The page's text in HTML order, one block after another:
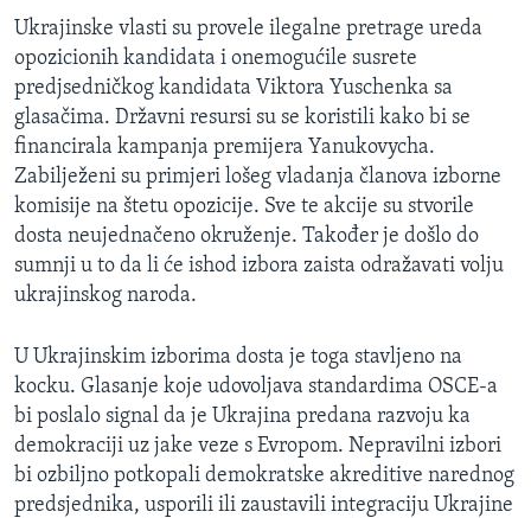
Ukrajinske vlasti su provele ilegalne pretrage ureda
opozicionih kandidata i onemogućile susrete
predjsedničkog kandidata Viktora Yuschenka sa
glasačima. Državni resursi su se koristili kako bi se
financirala kampanja premijera Yanukovycha.
Zabilježeni su primjeri lošeg vladanja članova izborne
komisije na štetu opozicije. Sve te akcije su stvorile
dosta neujednačeno okruženje. Također je došlo do
sumnji u to da li će ishod izbora zaista odražavati volju
ukrajinskog naroda.
U Ukrajinskim izborima dosta je toga stavljeno na
kocku. Glasanje koje udovoljava standardima OSCE-a
bi poslalo signal da je Ukrajina predana razvoju ka
demokraciji uz jake veze s Evropom. Nepravilni izbori
bi ozbiljno potkopali demokratske akreditive narednog
predsjednika, usporili ili zaustavili integraciju Ukrajine